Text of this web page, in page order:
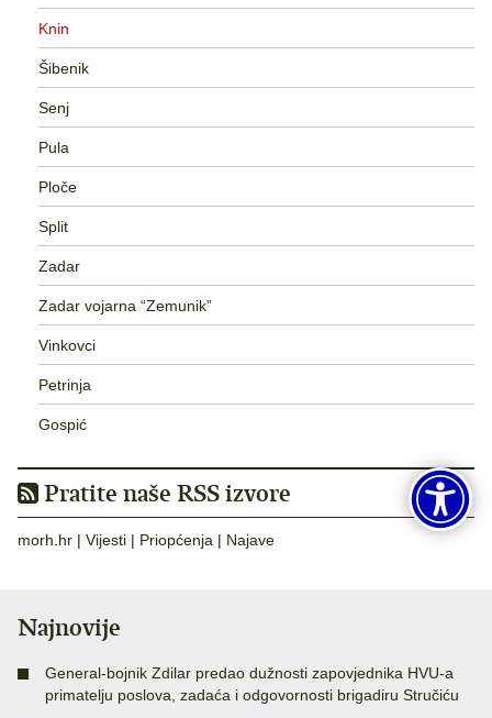
Knin
Šibenik
Senj
Pula
Ploče
Split
Zadar
Zadar vojarna “Zemunik”
Vinkovci
Petrinja
Gospić
Pratite naše RSS izvore
morh.hr | Vijesti | Priopćenja | Najave
Najnovije
General-bojnik Zdilar predao dužnosti zapovjednika HVU-a
primatelju poslova, zadaća i odgovornosti brigadiru Stručiću